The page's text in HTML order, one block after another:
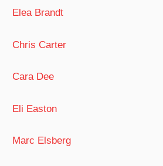
Elea Brandt
Chris Carter
Cara Dee
Eli Easton
Marc Elsberg